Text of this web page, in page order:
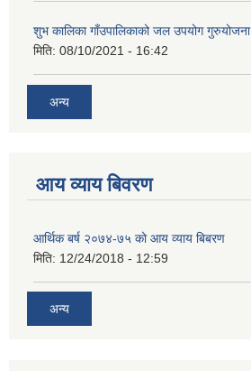
शुभ कालिका गाँउपालिकाको जल उपयोग गुरुयोजना
मिति: 08/10/2021 - 16:42
अन्य
आय व्याय बिवरण
आर्थिक बर्ष २०७४-७५ को आय व्याय बिबरण
मिति: 12/24/2018 - 12:59
अन्य